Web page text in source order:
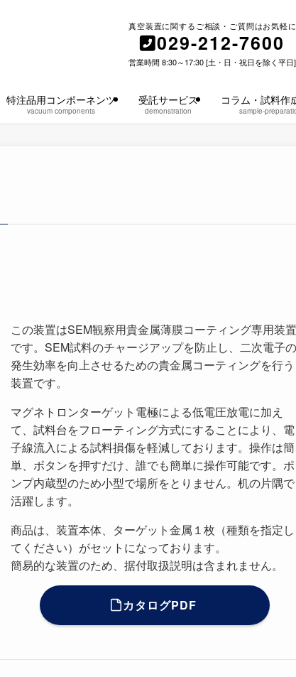
真空装置に関するご相談・ご質問はお気軽に
029-212-7600
営業時間 8:30～17:30 [土・日・祝日を除く平日]
特注品用コンポーネンツ
vacuum components
受託サービス
demonstration
コラム・試料作
sample-
この装置はSEM観察用貴金属薄膜コーティング専用装置
です。SEM試料のチャージアップを防止し、二次電子の
発生効率を向上させるための貴金属コーティングを行う
装置です。
マグネトロンターゲット電極による低電圧放電に加え
て、試料台をフローティング方式にすることにより、電
子線流入による試料損傷を軽減しております。操作は簡
単、ボタンを押すだけ、誰でも簡単に操作可能です。ポ
ンプ内蔵型のため小型で場所をとりません。机の片隅で
活躍します。
商品は、装置本体、ターゲット金属１枚（種類を指定し
てください）がセットになっております。
簡易的な装置のため、据付取扱説明は含まれません。
カタログPDF